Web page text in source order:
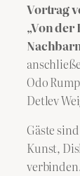
Vortrag
„Von der
Odo
Detlev
Gäste
Kunst,